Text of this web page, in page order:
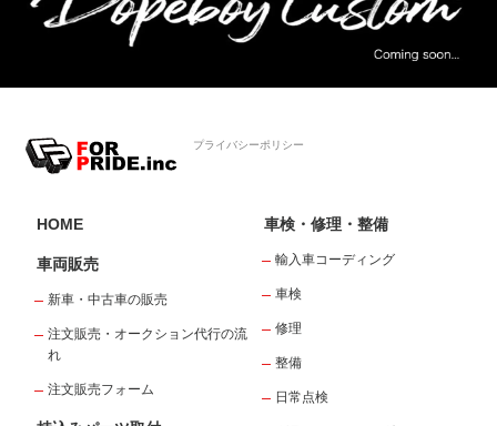
プライバシーポリシー
HOME
車両販売
新車・中古車の販売
注文販売・オークション代行の流
れ
注文販売フォーム
車検・修理・整備
輸入車コーディング
車検
修理
整備
日常点検